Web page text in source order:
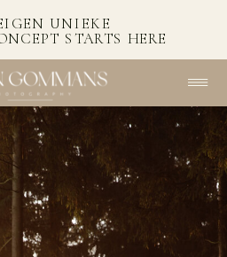
UNIEKE
STARTS HERE